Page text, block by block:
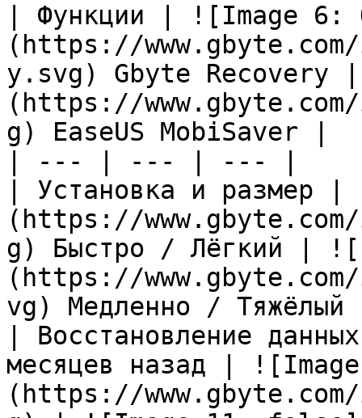
| Функции | ![Image 6:
(https://
y.svg) Gbyte
(https://www.gbyte.com/
g) EaseUS MobiSaver |
| --- | --- | --- |
| Установка и
(https://
g) Быстро / Лёгкий |
(https://
vg) Медленно /
| Восстановление
месяцев назад |
(https://